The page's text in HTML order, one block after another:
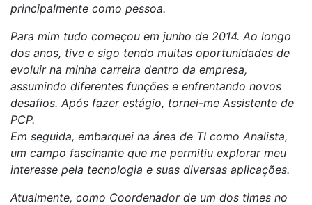
principalmente como pessoa.
Para mim tudo começou em junho de 2014. Ao longo
dos anos, tive e sigo tendo muitas oportunidades de
evoluir na minha carreira dentro da empresa,
assumindo diferentes funções e enfrentando novos
desafios. Após fazer estágio, tornei-me Assistente de
PCP.
Em seguida, embarquei na área de TI como Analista,
um campo fascinante que me permitiu explorar meu
interesse pela tecnologia e suas diversas aplicações.
Atualmente, como Coordenador de um dos times no